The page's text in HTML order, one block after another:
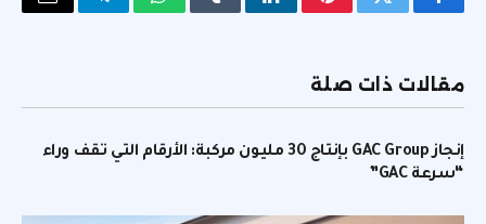
فيسبوكتويتر بينتيريستلينكدإنTumblrواتسابتيلقرامالبريد
مقالات ذات صلة
إنجاز GAC Group بإنتاج 30 مليون مركبة: الأرقام التي تقف وراء
“سرعة GAC”